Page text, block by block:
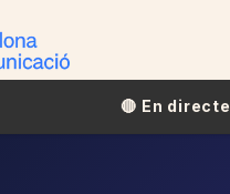
🔴​​ En directe